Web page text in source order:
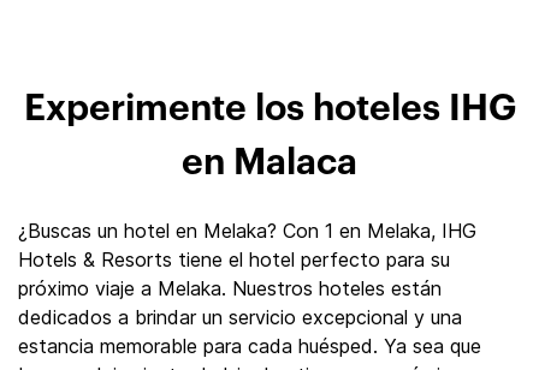
Experimente los hoteles IHG
en Malaca
¿Buscas un hotel en Melaka? Con 1 en Melaka, IHG
Hotels & Resorts tiene el hotel perfecto para su
próximo viaje a Melaka. Nuestros hoteles están
dedicados a brindar un servicio excepcional y una
estancia memorable para cada huésped. Ya sea que